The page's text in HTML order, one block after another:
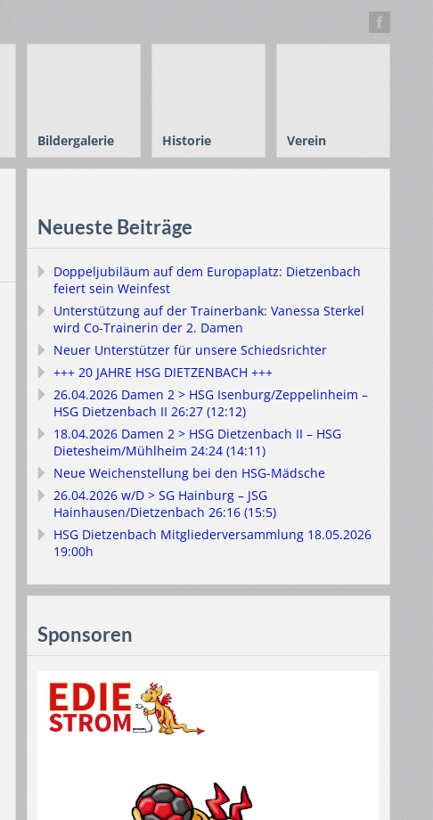
Bildergalerie Historie Verein
Neueste Beiträge
Doppeljubiläum auf dem Europaplatz: Dietzenbach
feiert sein Weinfest
Unterstützung auf der Trainerbank: Vanessa Sterkel
wird Co-Trainerin der 2. Damen
Neuer Unterstützer für unsere Schiedsrichter
+++ 20 JAHRE HSG DIETZENBACH +++
26.04.2026 Damen 2 > HSG Isenburg/Zeppelinheim –
HSG Dietzenbach II 26:27 (12:12)
18.04.2026 Damen 2 > HSG Dietzenbach II – HSG
Dietesheim/Mühlheim 24:24 (14:11)
Neue Weichenstellung bei den HSG-Mädsche
26.04.2026 w/D > SG Hainburg – JSG
Hainhausen/Dietzenbach 26:16 (15:5)
HSG Dietzenbach Mitgliederversammlung 18.05.2026
19:00h
Sponsoren